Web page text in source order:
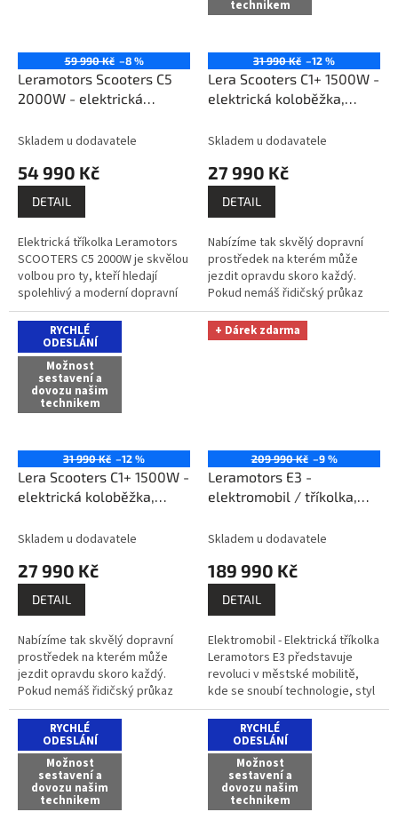
59 990 Kč –8 %
Leramotors Scooters C5
2000W - elektrická
Skladem u dodavatele
54 990 Kč
DETAIL
Elektrická tříkolka Leramotors
SCOOTERS C5 2000W je skvělou
volbou pro ty, kteří hledají
spolehlivý a moderní dopravní
prostředek. S výkonem motoru
2000 W, nosností až 200 kg a...
technikem
31 990 Kč –12 %
Lera Scooters C1+ 1500W -
elektrická koloběžka,
Skladem u dodavatele
27 990 Kč
DETAIL
Nabízíme tak skvělý dopravní
prostředek na kterém může
jezdit opravdu skoro každý.
Pokud nemáš řidičský průkaz
nebo jsi ho na čas odevzdal je tu
možnost jak se dále...
RYCHLÉ
ODESLÁNÍ
Možnost
sestavení a
dovozu našim
technikem
31 990 Kč –12 %
Lera Scooters C1+ 1500W -
elektrická koloběžka,
Skladem u dodavatele
27 990 Kč
DETAIL
Nabízíme tak skvělý dopravní
prostředek na kterém může
jezdit opravdu skoro každý.
Pokud nemáš řidičský průkaz
nebo jsi ho na čas odevzdal je tu
možnost jak se dále...
+ Dárek zdarma
209 990 Kč –9 %
Leramotors E3 -
elektromobil / tříkolka,
sestavíme / zprovozníme
na místě a zaškolíme /
platí do 100 km od
Litomyšle a to vše
ZDARMA!
Skladem u dodavatele
189 990 Kč
DETAIL
Elektromobil - Elektrická tříkolka
Leramotors E3 představuje
revoluci v městské mobilitě,
kde se snoubí technologie, styl
a ekologický přístup. Díky
možnosti řídit tento model...
RYCHLÉ
ODESLÁNÍ
Možnost
sestavení a
dovozu našim
technikem
RYCHLÉ
ODESLÁNÍ
Možnost
sestavení a
dovozu našim
technikem